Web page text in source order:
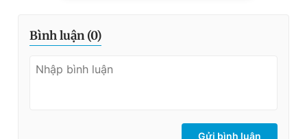
Bình luận (0)
Gửi bình luận